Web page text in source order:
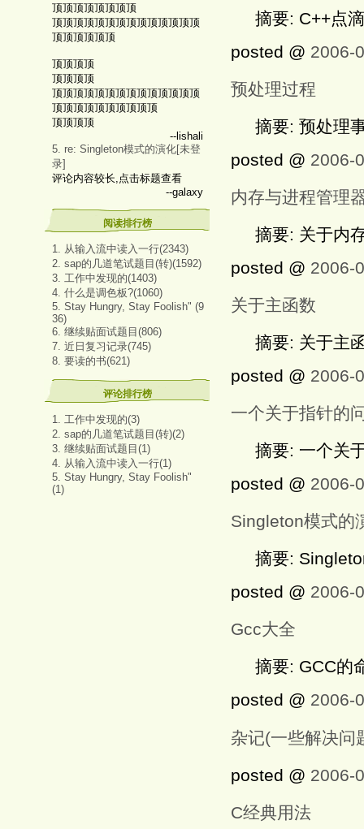
顶顶顶顶顶顶顶顶
顶顶顶顶顶顶顶顶顶顶顶顶顶顶
顶顶顶顶顶顶
顶顶顶顶
顶顶顶顶
顶顶顶顶顶顶顶顶顶顶顶顶顶顶
顶顶顶顶顶顶顶顶顶顶
顶顶顶顶
--lishali
5. re: Singleton模式的演化[未登
录]
评论内容较长,点击标题查看
--galaxy
阅读排行榜
1. 从输入流中读入一行(2343)
2. sap的几道笔试题目(转)(1592)
3. 工作中发现的(1403)
4. 什么是调色板?(1060)
5. Stay Hungry, Stay Foolish" (9
36)
6. 继续贴面试题目(806)
7. 近日复习记录(745)
8. 要读的书(621)
评论排行榜
1. 工作中发现的(3)
2. sap的几道笔试题目(转)(2)
3. 继续贴面试题目(1)
4. 从输入流中读入一行(1)
5. Stay Hungry, Stay Foolish"
(1)
摘要: C++点
posted @ 2006-
预处理过程
摘要: 预处理
posted @ 2006-
内存与进程管理
摘要: 关于内
posted @ 2006-
关于主函数
摘要: 关于主
posted @ 2006-
一个关于指针的
摘要: 一个关
posted @ 2006-
Singleton模式的
摘要:
posted @ 2006-
Gcc大全
摘要: GCC的
posted @ 2006-
杂记(一些解决问
posted @ 2006-
C经典用法